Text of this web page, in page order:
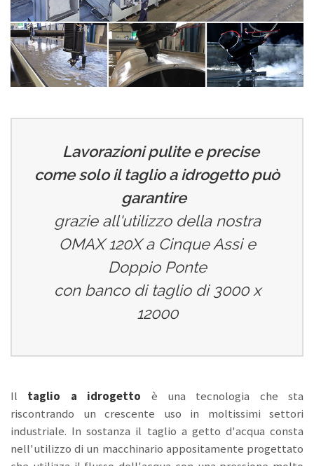
Lavorazioni pulite e precise
come solo il taglio a idrogetto può
garantire
grazie all'utilizzo della nostra
OMAX 120X a Cinque Assi e
Doppio Ponte
con banco di taglio di 3000 x
12000
Il taglio a idrogetto è una tecnologia che sta
riscontrando un crescente uso in moltissimi settori
industriale. In sostanza il taglio a getto d'acqua consta
nell'utilizzo di un macchinario appositamente progettato